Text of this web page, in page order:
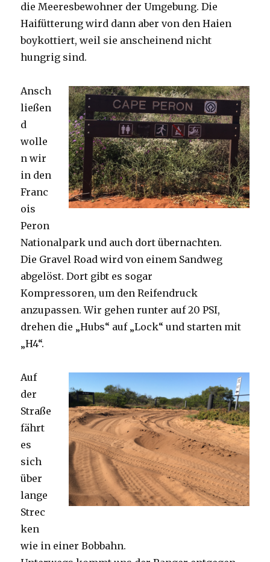
die Meeresbewohner der Umgebung. Die
Haifütterung wird dann aber von den Haien
boykottiert, weil sie anscheinend nicht
hungrig sind.
Ansch
ließen
d
wolle
n wir
in den
Franc
ois
Peron
Nationalpark und auch dort übernachten.
Die Gravel Road wird von einem Sandweg
abgelöst. Dort gibt es sogar
Kompressoren, um den Reifendruck
anzupassen. Wir gehen runter auf 20 PSI,
drehen die „Hubs“ auf „Lock“ und starten mit
„H4“.
Auf
der
Straße
fährt
es
sich
über
lange
Strec
ken
wie in einer Bobbahn.